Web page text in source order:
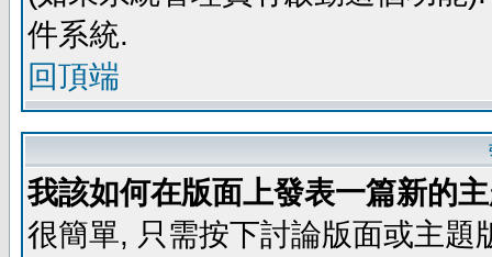
件系統.
回頂端
我該如何在版面上發表一篇新的
很簡單, 只需按下討論版面或主